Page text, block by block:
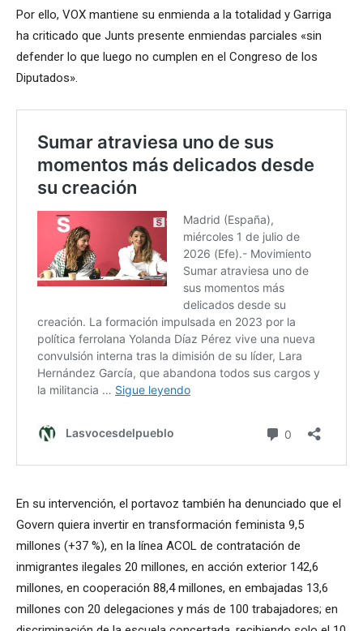
Por ello, VOX mantiene su enmienda a la totalidad y Garriga
ha criticado que Junts presente enmiendas parciales «sin
defender lo que luego no cumplen en el Congreso de los
Diputados».
En su intervención, el portavoz también ha denunciado que el
Govern quiera invertir en transformación feminista 9,5
millones (+37 %), en la línea ACOL de contratación de
inmigrantes ilegales 20 millones, en acción exterior 142,6
millones, en cooperación 88,4 millones, en embajadas 13,6
millones con 20 delegaciones y más de 100 trabajadores; en